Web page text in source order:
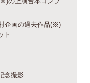
企画の過去作品(※)
ト
念撮影